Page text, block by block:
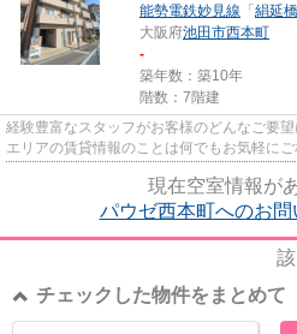
能勢電鉄妙見線 「 絹延橋
大阪府池田市西本町
-
築年数：築10年
階数：7階建
経験豊富なスタッフがお客様のどんなご要
エリアの賃貸情報のことは何でもお気軽に
現在空室情報が
パウゼ西本町へのお
チェックした物件をまとめて